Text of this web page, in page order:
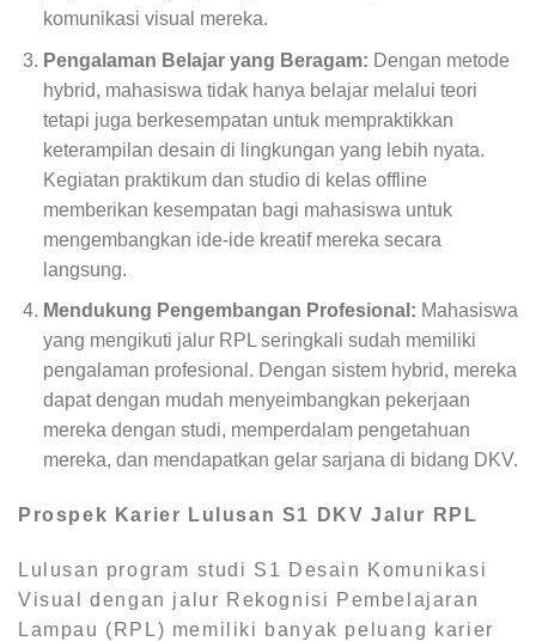
komunikasi visual mereka.
Pengalaman Belajar yang Beragam: Dengan metode
hybrid, mahasiswa tidak hanya belajar melalui teori
tetapi juga berkesempatan untuk mempraktikkan
keterampilan desain di lingkungan yang lebih nyata.
Kegiatan praktikum dan studio di kelas offline
memberikan kesempatan bagi mahasiswa untuk
mengembangkan ide-ide kreatif mereka secara
langsung.
Mendukung Pengembangan Profesional: Mahasiswa
yang mengikuti jalur RPL seringkali sudah memiliki
pengalaman profesional. Dengan sistem hybrid, mereka
dapat dengan mudah menyeimbangkan pekerjaan
mereka dengan studi, memperdalam pengetahuan
mereka, dan mendapatkan gelar sarjana di bidang DKV.
Prospek Karier Lulusan S1 DKV Jalur RPL
Lulusan program studi S1 Desain Komunikasi
Visual dengan jalur Rekognisi Pembelajaran
Lampau (RPL) memiliki banyak peluang karier